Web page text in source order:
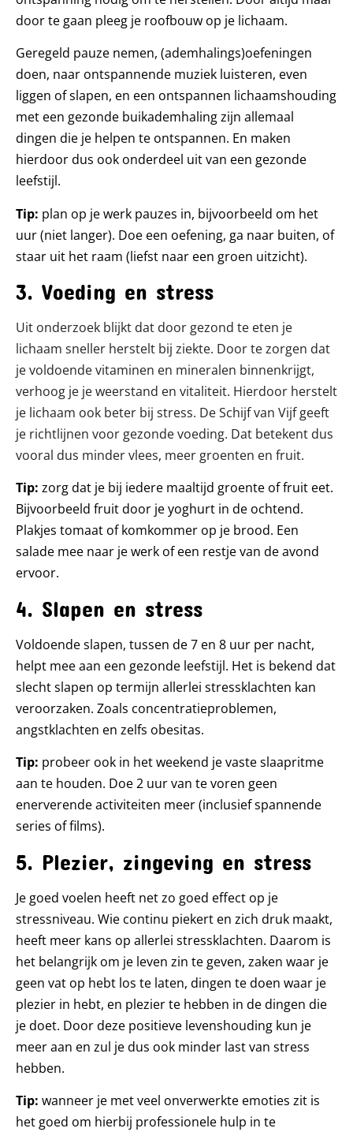
door te gaan pleeg je roofbouw op je lichaam.
Geregeld pauze nemen, (ademhalings)oefeningen
doen, naar ontspannende muziek luisteren, even
liggen of slapen, en een ontspannen lichaamshouding
met een gezonde buikademhaling zijn allemaal
dingen die je helpen te ontspannen. En maken
hierdoor dus ook onderdeel uit van een gezonde
leefstijl.
Tip: plan op je werk pauzes in, bijvoorbeeld om het
uur (niet langer). Doe een oefening, ga naar buiten, of
staar uit het raam (liefst naar een groen uitzicht).
3. Voeding en stress
Uit onderzoek blijkt dat door gezond te eten je
lichaam sneller herstelt bij ziekte. Door te zorgen dat
je voldoende vitaminen en mineralen binnenkrijgt,
verhoog je je weerstand en vitaliteit. Hierdoor herstelt
je lichaam ook beter bij stress. De Schijf van Vijf geeft
je richtlijnen voor gezonde voeding. Dat betekent dus
vooral dus minder vlees, meer groenten en fruit.
Tip: zorg dat je bij iedere maaltijd groente of fruit eet.
Bijvoorbeeld fruit door je yoghurt in de ochtend.
Plakjes tomaat of komkommer op je brood. Een
salade mee naar je werk of een restje van de avond
ervoor.
4. Slapen en stress
Voldoende slapen, tussen de 7 en 8 uur per nacht,
helpt mee aan een gezonde leefstijl. Het is bekend dat
slecht slapen op termijn allerlei stressklachten kan
veroorzaken. Zoals concentratieproblemen,
angstklachten en zelfs obesitas.
Tip: probeer ook in het weekend je vaste slaapritme
aan te houden. Doe 2 uur van te voren geen
enerverende activiteiten meer (inclusief spannende
series of films).
5. Plezier, zingeving en stress
Je goed voelen heeft net zo goed effect op je
stressniveau. Wie continu piekert en zich druk maakt,
heeft meer kans op allerlei stressklachten. Daarom is
het belangrijk om je leven zin te geven, zaken waar je
geen vat op hebt los te laten, dingen te doen waar je
plezier in hebt, en plezier te hebben in de dingen die
je doet. Door deze positieve levenshouding kun je
meer aan en zul je dus ook minder last van stress
hebben.
Tip: wanneer je met veel onverwerkte emoties zit is
het goed om hierbij professionele hulp in te